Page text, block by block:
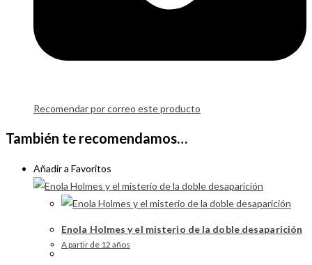
Recomendar por correo este producto
También te recomendamos…
Añadir a Favoritos
Enola Holmes y el misterio de la doble desaparición
A partir de 12 años